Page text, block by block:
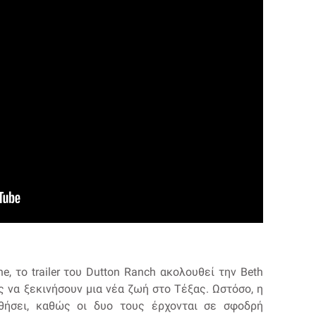
το trailer του Dutton Ranch ακολουθεί την Beth
να ξεκινήσουν μια νέα ζωή στο Τέξας. Ωστόσο, η
καθώς οι δυο τους έρχονται σε σφοδρή